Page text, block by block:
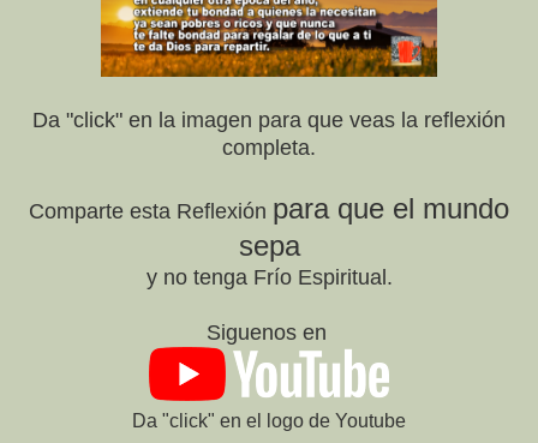
Da "click" en la imagen para que veas la reflexión
completa.
Comparte esta Reflexión para que el mundo
sepa
y no tenga Frío Espiritual.
Siguenos en
Da "click" en el logo de Youtube